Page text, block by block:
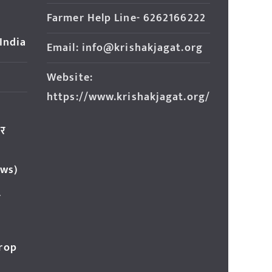
Farmer Help Line- 6262166222
Email: info@krishakjagat.org
Website:
https://www.krishakjagat.org/